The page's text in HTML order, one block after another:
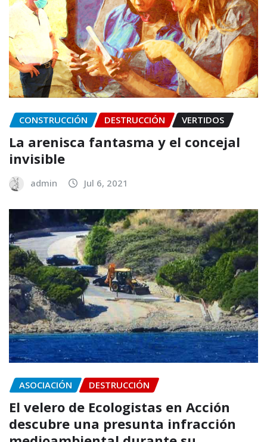
CONSTRUCCIÓN DESTRUCCIÓN VERTIDOS
La arenisca fantasma y el concejal
invisible
admin Jul 6, 2021
ASOCIACIÓN DESTRUCCIÓN
El velero de Ecologistas en Acción
descubre una presunta infracción